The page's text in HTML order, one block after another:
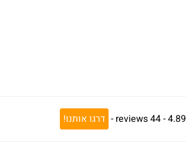
4.89 -
44
reviews
- דרגו אותנו!